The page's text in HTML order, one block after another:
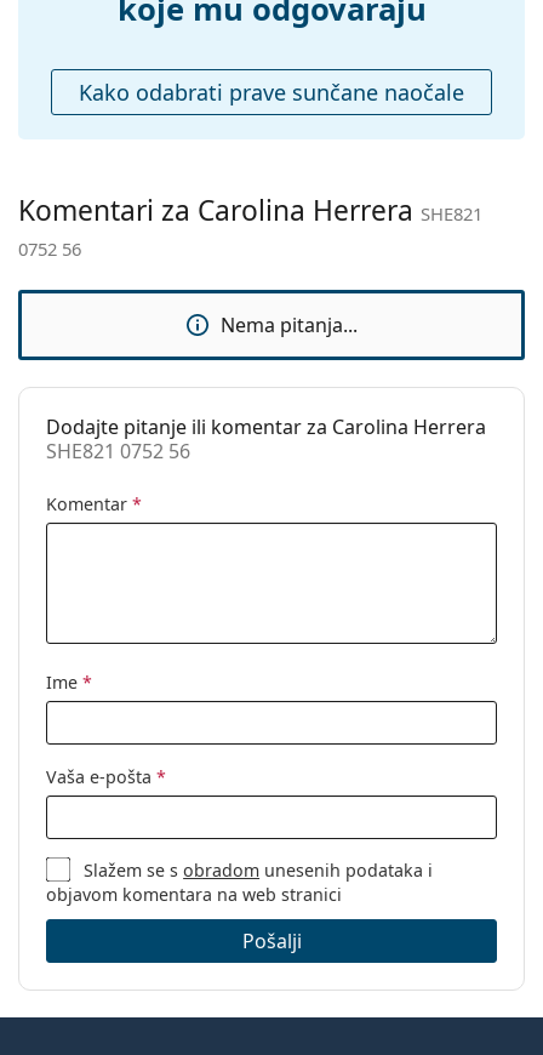
Ostalo
Spol:
Ženske
Kategorija:
Sunčane naočale
Upotreba:
Moda
koje mu odgovaraju
Kako odabrati prave sunčane naočale
Komentari za Carolina Herrera SHE821
0752 56
Nema pitanja...
Dodajte pitanje ili komentar za Carolina Herrera
SHE821 0752 56
Komentar *
Ime *
Vaša e-pošta *
Slažem se sobradom unesenih podataka i
objavom komentara na web stranici
Pošalji